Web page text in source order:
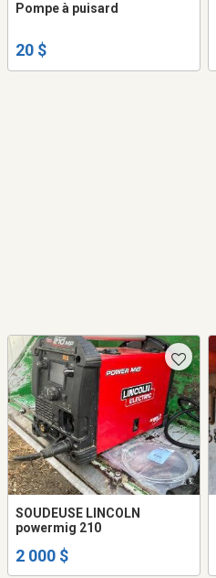
Pompe à puisard
20 $
SOUDEUSE LINCOLN
powermig 210
2 000 $